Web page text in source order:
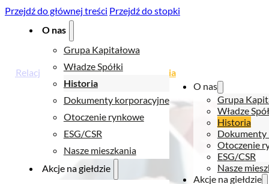
Przejdź do głównej treści Przejdź do stopki
O nas
Grupa Kapitałowa
Władze Spółki
Historia
Dokumenty korporacyjne
Otoczenie rynkowe
ESG/CSR
Nasze mieszkania
Akcje na giełdzie
O nas
Grupa
Władze
Historia
Dokumenty
Otoczenie
ESG/CSR
Nasze
Akcje na giełdzie
Relacje inwestorskie> O nas > Historia